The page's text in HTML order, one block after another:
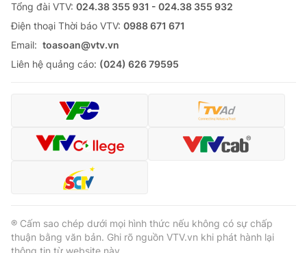
Tổng đài VTV: 024.38 355 931 - 024.38 355 932
Ðiện thoại Thời báo VTV: 0988 671 671
Email: toasoan@vtv.vn
Liên hệ quảng cáo: (024) 626 79595
® Cấm sao chép dưới mọi hình thức nếu không có sự chấp
thuận bằng văn bản. Ghi rõ nguồn VTV.vn khi phát hành lại